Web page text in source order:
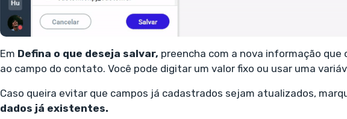
Em Defina o que deseja salvar, preencha com a nova informação que
ao campo do contato. Você pode digitar um valor fixo ou usar uma
Caso queira evitar que campos já cadastrados sejam atualizados,
dados já existentes.